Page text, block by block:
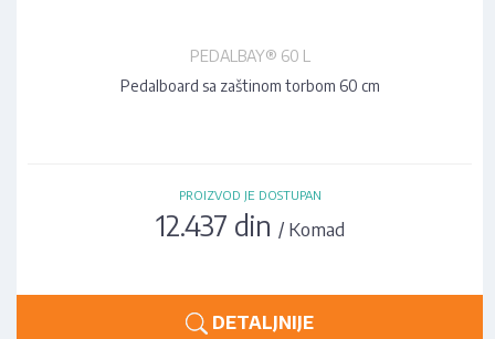
PEDALBAY® 60 L
Pedalboard sa zaštinom torbom 60 cm
PROIZVOD JE DOSTUPAN
12.437 din / Komad
DETALJNIJE